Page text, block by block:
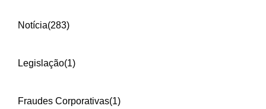
Notícia(283)
Legislação(1)
Fraudes Corporativas(1)